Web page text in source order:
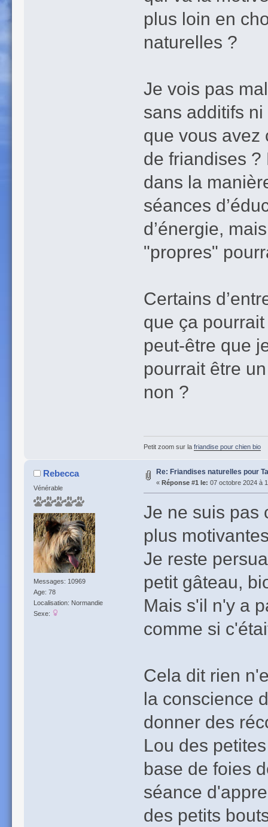
plus loin en
naturelles ?
Je vois pas
sans additifs
que vous avez
de friandises ?
dans la
séances
d’énergie,
"propres"
Certains
que ça
peut-être que
pourrait être
non ?
Petit zoom sur la friandise pour chien bio
Rebecca
Vénérable
Messages: 10969
Age: 78
Localisation: Normandie
Sexe:
Re: Friandises naturelles pour
« Réponse #1 le: 07 octobre 2024 à
Je ne suis pas
plus
Je reste
petit gâteau,
Mais s'il n'y a
comme si
Cela dit rien
la conscience
donner des
Lou des
base de foies
séance
des petits